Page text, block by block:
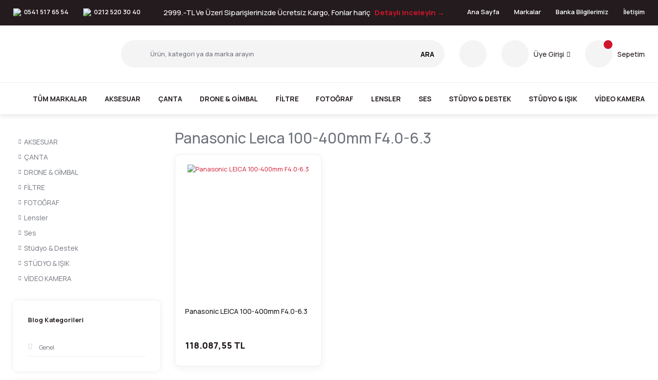
0541 517 65 54 0212 520 30 40 2999.-TL Ve Üzeri Siparişlerinizde Ücretsiz Kargo, Fonlar hariç Detaylı inceleyin → Ana Sayfa Markalar Banka Bilgilerimiz İletişim
ARA Üye Girişi Sepetim
TÜM MARKALAR AKSESUAR ÇANTA DRONE & GİMBAL FİLTRE FOTOĞRAF LENSLER SES STÜDYO & DESTEK STÜDYO & IŞIK VİDEO KAMERA
AKSESUAR
ÇANTA
DRONE & GİMBAL
FİLTRE
FOTOĞRAF
Lensler
Ses
Stüdyo & Destek
STÜDYO & IŞIK
VİDEO KAMERA
Blog Kategorileri
Genel
Panasonic Leıca 100-400mm F4.0-6.3
Panasonic LEICA 100-400mm F4.0-6.3
118.087,55 TL